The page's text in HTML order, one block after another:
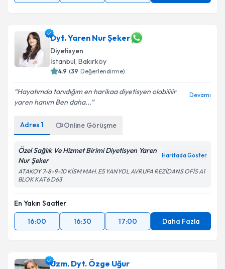
Dyt. Yaren Nur Şeker
Diyetisyen
İstanbul, Bakırköy
4.9 (39 Değerlendirme)
Hayatımda tanıdığım en harikaa diyetisyen olabiliiir
yaren hanım Ben daha...
Devamı
Adres 1 Online Görüşme
Özel Sağlık Ve Hizmet Birimi Diyetisyen Yaren
Nur Şeker
Haritada Göster
ATAKOY 7-8-9-10 KİSM MAH. E5 YANYOL AVRUPA REZİDANS OFİS A1
BLOK KAT6 D63
En Yakın Saatler
16:00
16:30 17:00 Daha Fazla
Uzm. Dyt. Özge Uğur